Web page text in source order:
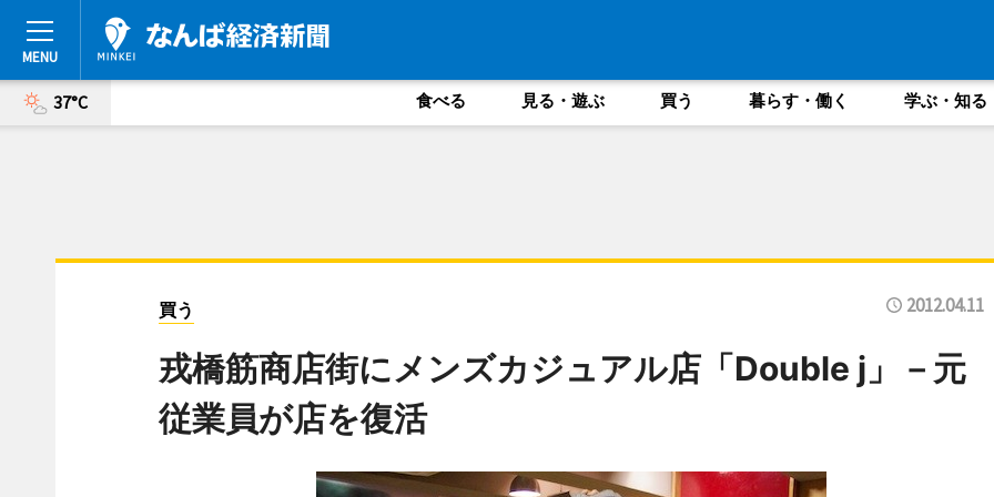
37°C 食べる 見る・遊ぶ 買う 暮らす・働く 学ぶ・知る
買う 2012.04.11
戎橋筋商店街にメンズカジュアル店「Double j」－元
従業員が店を復活